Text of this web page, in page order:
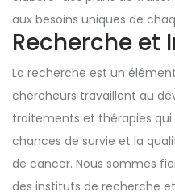
aux besoins uniques de
Recherche et
La recherche est un
chercheurs travaillent au
traitements et thérapies
chances de survie et la
de cancer. Nous sommes
des instituts de recherche